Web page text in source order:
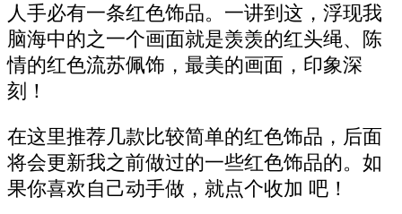
人手必有一条红色饰品。一讲到这，浮现我
脑海中的之一个画面就是羡羡的红头绳、陈
情的红色流苏佩饰，最美的画面，印象深
刻！
在这里推荐几款比较简单的红色饰品，后面
将会更新我之前做过的一些红色饰品的。如
果你喜欢自己动手做，就点个收加 吧！